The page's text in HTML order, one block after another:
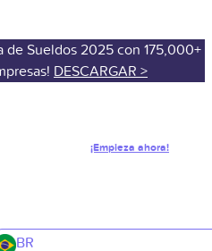
de Sueldos 2025 con 175,000+
DESCARGAR >
¡Empieza ahora!
BR